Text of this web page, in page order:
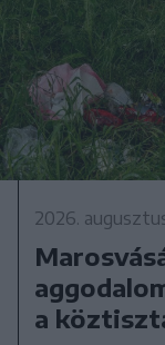
2026.
a